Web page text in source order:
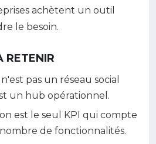
achètent un outil
le besoin.
RETENIR
pas un réseau social
un hub opérationnel.
est le seul KPI qui compte
de fonctionnalités.